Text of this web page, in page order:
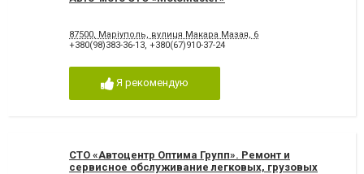
87500, Маріуполь, вулиця Макара Мазая, 6
+380(98)383-36-13, +380(67)910-37-24
Я рекомендую
СТО «Автоцентр Оптима Групп». Ремонт и
сервисное обслуживание легковых, грузовых